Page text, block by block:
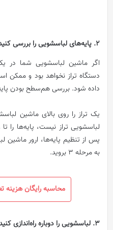
2. پایه‌های لباسشویی را بررسی کنید
اگر ماشین لباسشویی شما در
داده شود. بررسی هم‌سطح بودن
یک تراز را روی بالای ماشین
لباسشویی تراز نیست، پایه‌ها را
به مرحله ۳ بروید.
محاسبه رایگان
3. لباسشویی را دوباره راه‌اندازی کنید